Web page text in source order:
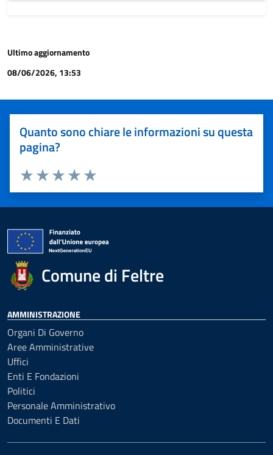
Ultimo aggiornamento
08/06/2026, 13:53
Quanto sono chiare le informazioni su questa
pagina?
Valuta 5 stelle su 5
Valuta 4 stelle su 5
Valuta 3 stelle su 5
Valuta 2 stelle su 5
Valuta 1 stelle su 5
Comune di Feltre
AMMINISTRAZIONE
Organi Di Governo
Aree Amministrative
Uffici
Enti E Fondazioni
Politici
Personale Amministrativo
Documenti E Dati